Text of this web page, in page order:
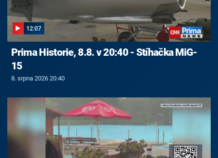
12:07
Prima Historie, 8.8. v 20:40 - Stíhačka MiG-
15
8. srpna 2026 20:40